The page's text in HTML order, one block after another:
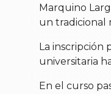
Marquino
un tradicional
La inscripción
universitaria
En el curso